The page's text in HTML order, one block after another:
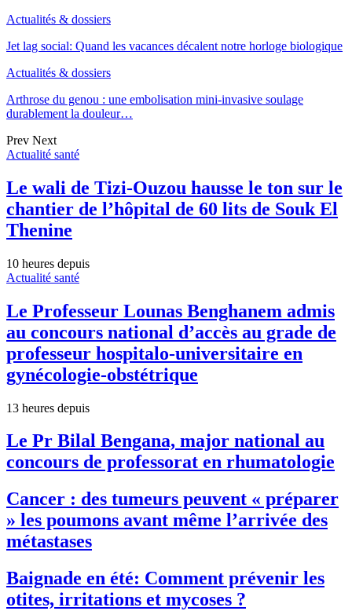
Actualités & dossiers
Jet lag social: Quand les vacances décalent notre horloge biologique
Actualités & dossiers
Arthrose du genou : une embolisation mini-invasive soulage
durablement la douleur…
Prev Next
Actualité santé
Le wali de Tizi-Ouzou hausse le ton sur le
chantier de l’hôpital de 60 lits de Souk El
Thenine
10 heures depuis
Actualité santé
Le Professeur Lounas Benghanem admis
au concours national d’accès au grade de
professeur hospitalo-universitaire en
gynécologie-obstétrique
13 heures depuis
Le Pr Bilal Bengana, major national au
concours de professorat en rhumatologie
Cancer : des tumeurs peuvent « préparer
» les poumons avant même l’arrivée des
métastases
Baignade en été: Comment prévenir les
otites, irritations et mycoses ?